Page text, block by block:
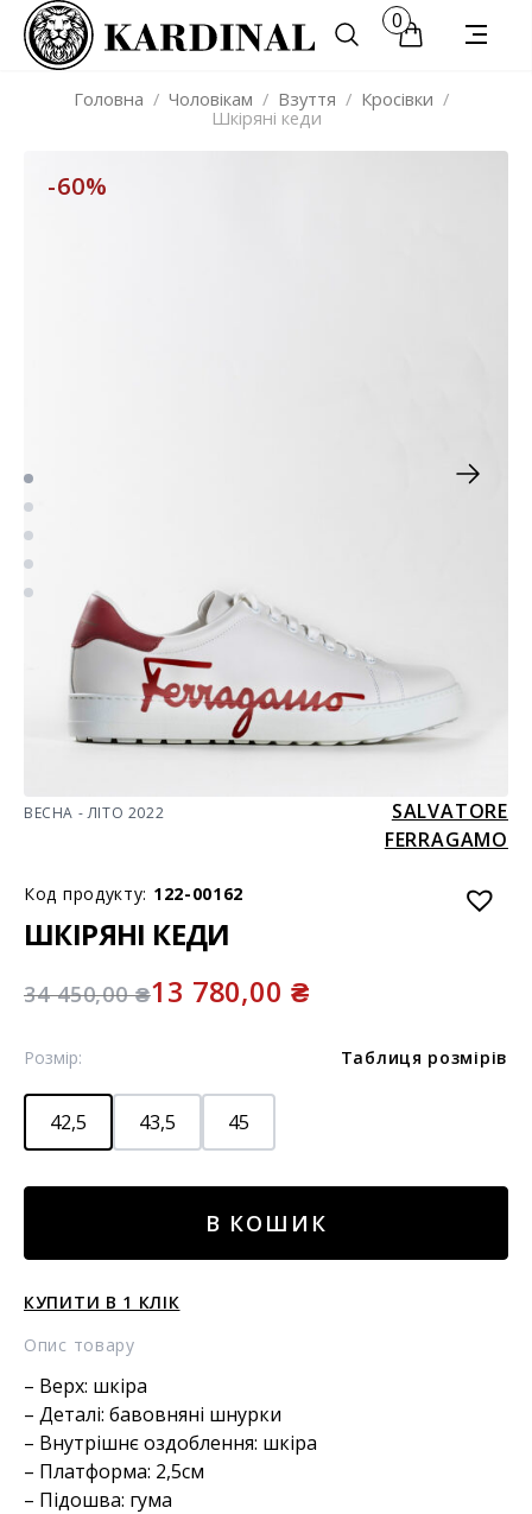
0
Головна / Чоловікам / Взуття / Кросівки /
Шкіряні кеди
-60%
ВЕСНА - ЛІТО 2022
SALVATORE
FERRAGAMO
Код продукту: 122-00162
ШКІРЯНІ КЕДИ
34 450,00₴13 780,00 ₴
Розмір: Таблиця розмірів
42,5 43,5 45
кількість
В КОШИК
КУПИТИ В 1 КЛІК
Опис товару
– Верх: шкіра
– Деталі: бавовняні шнурки
– Внутрішнє оздоблення: шкіра
– Платформа: 2,5см
– Підошва: гума